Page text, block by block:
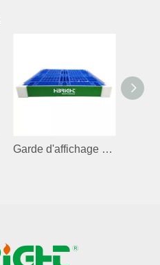
Garde d'affichage réglable en polyéthylène personnalisé